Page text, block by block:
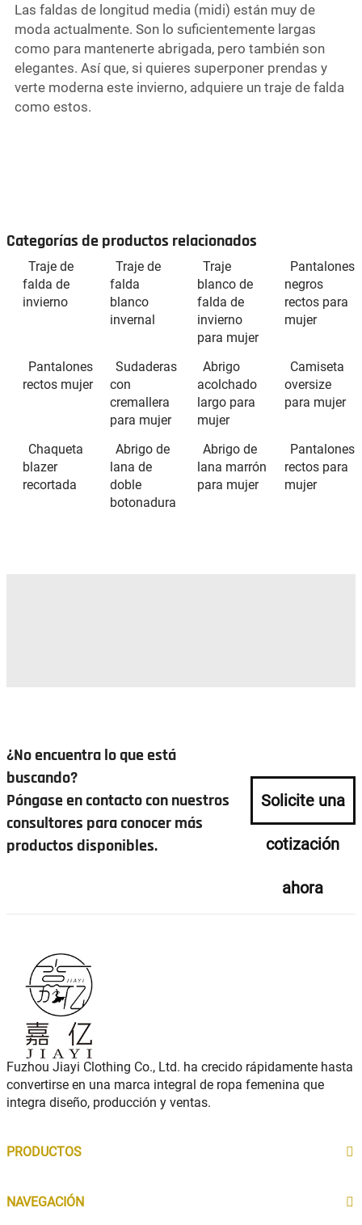
Las faldas de longitud media (midi) están muy de
moda actualmente. Son lo suficientemente largas
como para mantenerte abrigada, pero también son
elegantes. Así que, si quieres superponer prendas y
verte moderna este invierno, adquiere un traje de falda
como estos.
Categorías de productos relacionados
Traje de
falda de
invierno
Traje de
falda
blanco
invernal
Traje
blanco de
falda de
invierno
para mujer
Pantalones
negros
rectos para
mujer
Pantalones
rectos mujer
Sudaderas
con
cremallera
para mujer
Abrigo
acolchado
largo para
mujer
Camiseta
oversize
para mujer
Chaqueta
blazer
recortada
Abrigo de
lana de
doble
botonadura
Abrigo de
lana marrón
para mujer
Pantalones
rectos para
mujer
¿No encuentra lo que está
buscando?
Póngase en contacto con nuestros
consultores para conocer más
productos disponibles.
Solicite una
cotización
ahora
Fuzhou Jiayi Clothing Co., Ltd. ha crecido rápidamente hasta
convertirse en una marca integral de ropa femenina que
integra diseño, producción y ventas.
PRODUCTOS
NAVEGACIÓN